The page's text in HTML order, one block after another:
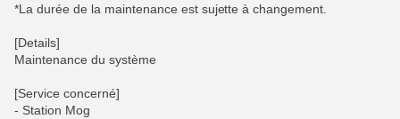
*La durée de la maintenance est sujette à changement.
[Details]
Maintenance du système
[Service concerné]
- Station Mog